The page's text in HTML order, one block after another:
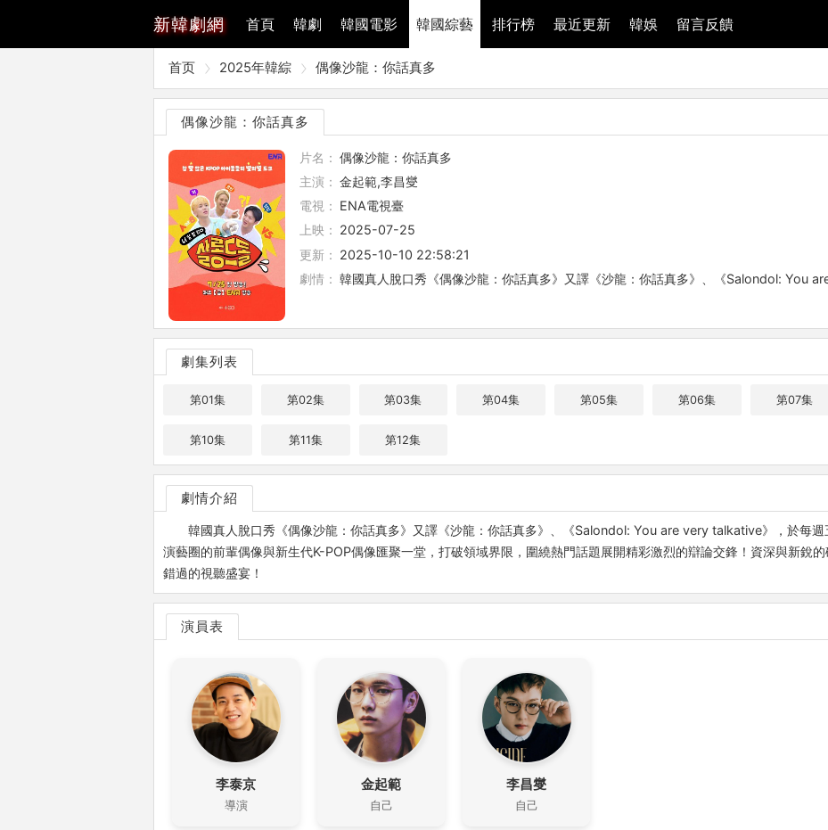
新韓劇網 首頁 韓劇 韓國電影 韓國綜藝 排行榜 最近更新 韓娛 留言反饋
首页 2025年韓綜 偶像沙龍：你話真多
偶像沙龍：你話真多
片名： 偶像沙龍：你話真多
主演： 金起範,李昌燮
電視： ENA電視臺
上映： 2025-07-25
更新： 2025-10-10 22:58:21
劇情： 韓國真人脫口秀《偶像沙龍：你話真多》又譯《沙龍：你話真多》、《Salondol: You
劇集列表
第01集 第02集 第03集 第04集 第05集 第06集 第07集
第10集 第11集 第12集
劇情介紹
韓國真人脫口秀《偶像沙龍：你話真多》又譯《沙龍：你話真多》、《Salondol: You are very talkative》，於每週
演藝圈的前輩偶像與新生代K-POP偶像匯聚一堂，打破領域界限，圍繞熱門話題展開精彩激烈的辯論交鋒！資深與新銳
錯過的視聽盛宴！
演員表
李泰京
導演
金起範
自己
李昌燮
自己